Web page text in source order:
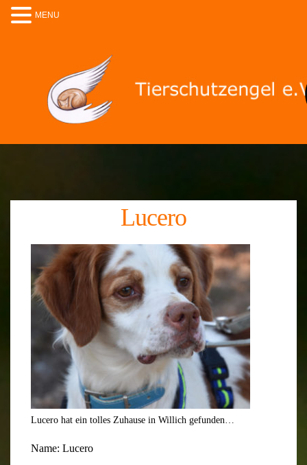
Lucero
Lucero hat ein tolles Zuhause in Willich gefunden…
Name: Lucero
MENU